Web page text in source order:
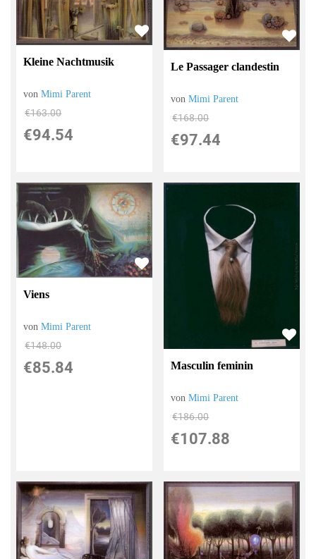
Kleine Nachtmusik
vonMimi Parent
€163.00
€94.54
Le Passager clandestin
vonMimi Parent
€168.00
€97.44
Viens
vonMimi Parent
€148.00
€85.84 Masculin feminin
vonMimi Parent
€186.00
€107.88